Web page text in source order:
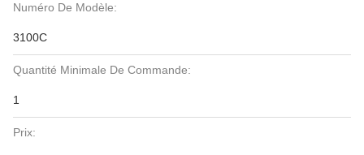
Numéro De Modèle:
3100C
Quantité Minimale De Commande:
1
Prix: